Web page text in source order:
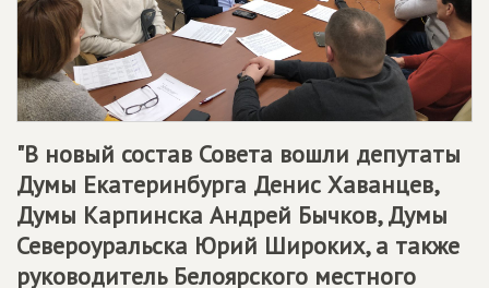
"В новый состав Совета вошли депутаты
Думы Екатеринбурга Денис Хаванцев,
Думы Карпинска Андрей Бычков, Думы
Североуральска Юрий Широких, а также
руководитель Белоярского местного